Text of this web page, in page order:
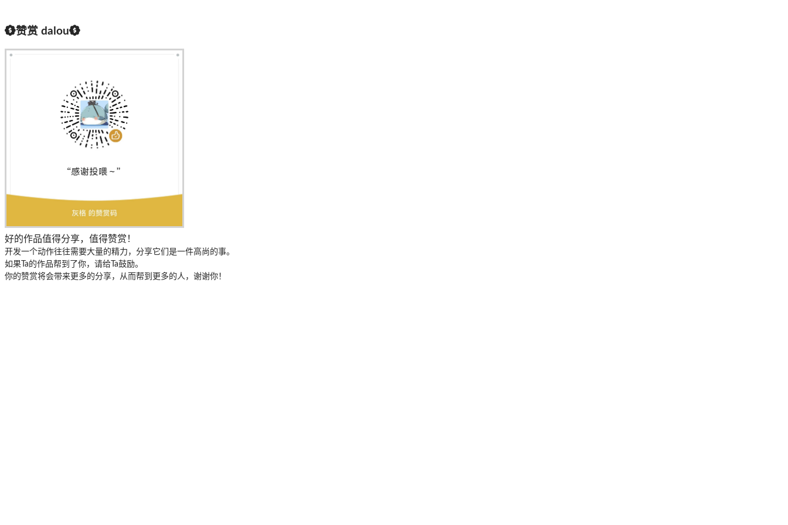
赞赏 dalou
好的作品值得分享，值得赞赏！
开发一个动作往往需要大量的精力，分享它们是一件高尚的事。
如果Ta的作品帮到了你，请给Ta鼓励。
你的赞赏将会带来更多的分享，从而帮到更多的人，谢谢你！